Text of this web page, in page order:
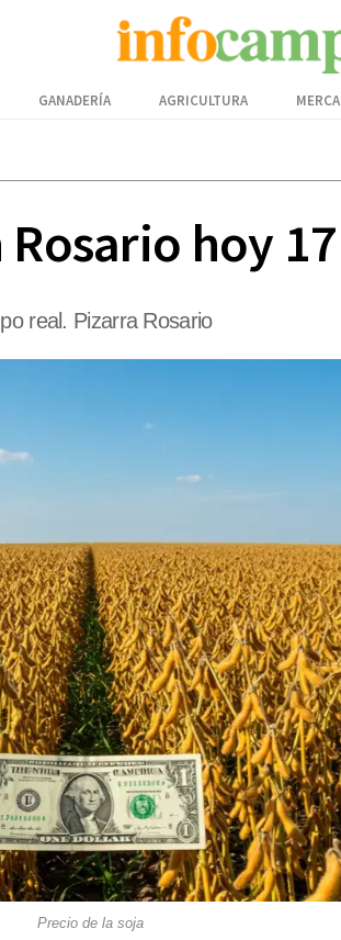
GANADERÍA AGRICULTURA
hoy
real. Pizarra Rosario
Precio de la soja